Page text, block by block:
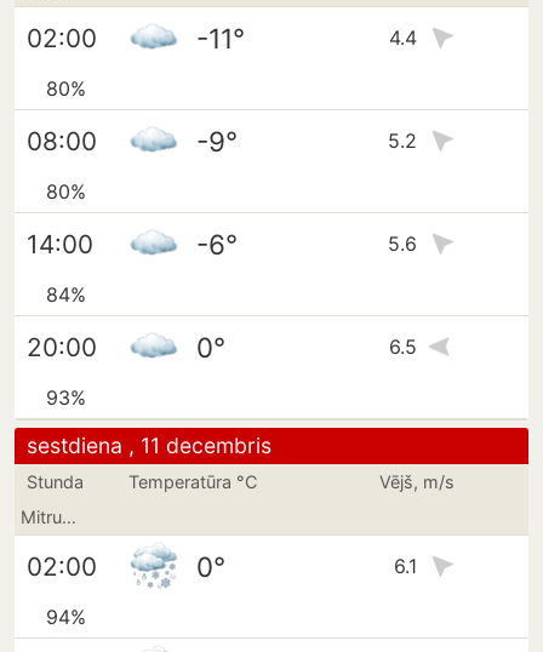
02:00 -11° 4.4
80%
08:00 -9° 5.2
80%
14:00 -6° 5.6
84%
20:00 0° 6.5
93%
sestdiena , 11 decembris
Stunda Temperatūra °C
Vējš, m/s
Mitrums
02:00 0° 6.1
94%